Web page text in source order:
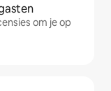
om je op